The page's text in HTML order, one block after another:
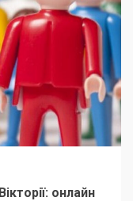
онлайн